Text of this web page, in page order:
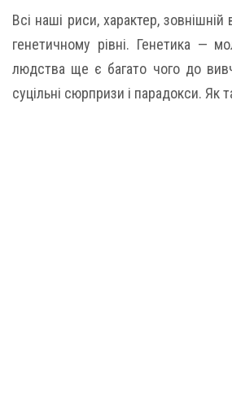
Всі наші риси, характер, зовнішній
генетичному рівні. Генетика —
людства ще є багато чого до
суцільні сюрпризи і парадокси. Як